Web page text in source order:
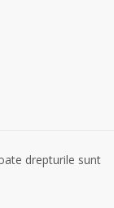
drepturile sunt